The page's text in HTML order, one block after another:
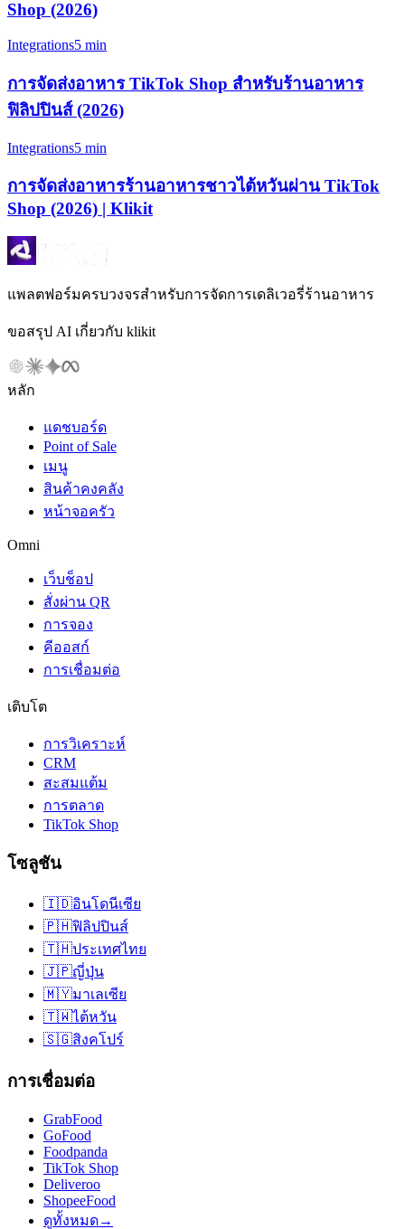
Shop (2026)
Integrations5 min
การจัดส่งอาหาร TikTok Shop สำหรับร้านอาหาร
ฟิลิปปินส์ (2026)
Integrations5 min
การจัดส่งอาหารร้านอาหารชาวไต้หวันผ่าน TikTok
Shop (2026) | Klikit
แพลตฟอร์มครบวงจรสำหรับการจัดการเดลิเวอรี่ร้านอาหาร
ขอสรุป AI เกี่ยวกับ klikit
หลัก
แดชบอร์ด
Point of Sale
เมนู
สินค้าคงคลัง
หน้าจอครัว
Omni
เว็บช็อป
สั่งผ่าน QR
การจอง
คีออสก์
การเชื่อมต่อ
เติบโต
การวิเคราะห์
CRM
สะสมแต้ม
การตลาด
TikTok Shop
โซลูชัน
🇮🇩อินโดนีเซีย
🇵🇭ฟิลิปปินส์
🇹🇭ประเทศไทย
🇯🇵ญี่ปุ่น
🇲🇾มาเลเซีย
🇹🇼ไต้หวัน
🇸🇬สิงคโปร์
การเชื่อมต่อ
GrabFood
GoFood
Foodpanda
TikTok Shop
Deliveroo
ShopeeFood
ดูทั้งหมด→